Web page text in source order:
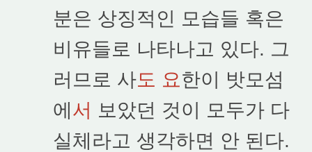
분은 상징적인 모습들 혹은
비유들로 나타나고 있다. 그
러므로 사도 요한이 밧모섬
에 서
보았던 것이 모두가 다
실체라고 생각하면 안 된다.